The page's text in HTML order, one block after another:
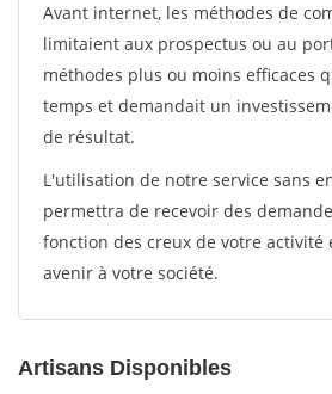
Avant internet, les méthodes de
limitaient aux prospectus ou au
méthodes plus ou moins efficaces
temps et demandait un
de résultat.
L'utilisation de notre service sans
permettra de recevoir des
fonction des creux de votre activité
avenir à votre société.
Artisans Disponibles